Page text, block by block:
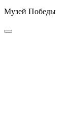
Музей Победы